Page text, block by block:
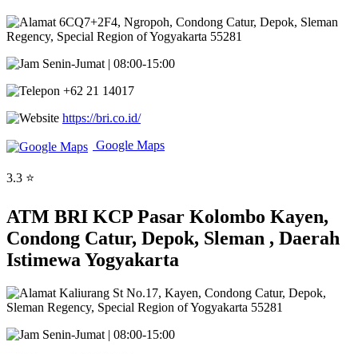
6CQ7+2F4, Ngropoh, Condong Catur, Depok, Sleman
Regency, Special Region of Yogyakarta 55281
Senin-Jumat | 08:00-15:00
+62 21 14017
https://bri.co.id/
Google Maps
3.3 ⭐
ATM BRI KCP Pasar Kolombo Kayen,
Condong Catur, Depok, Sleman , Daerah
Istimewa Yogyakarta
Kaliurang St No.17, Kayen, Condong Catur, Depok,
Sleman Regency, Special Region of Yogyakarta 55281
Senin-Jumat | 08:00-15:00